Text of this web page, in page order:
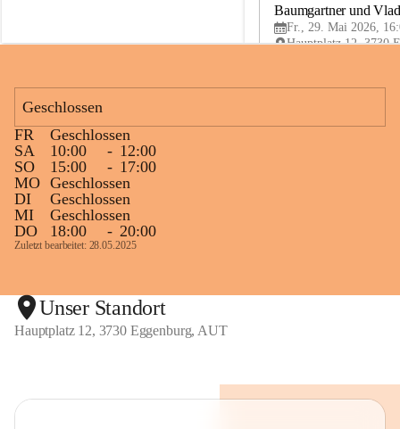
Baumgartner und
Fr., 29. Mai 2026,
Geschlossen
FR
Geschlossen
SA
10:00 - 12:00
SO
15:00 - 17:00
MO Geschlossen
DI
Geschlossen
MI
Geschlossen
DO
18:00 - 20:00
Zuletzt bearbeitet: 28.05.2025
Unser Standort
Hauptplatz 12, 3730 Eggenburg, AUT